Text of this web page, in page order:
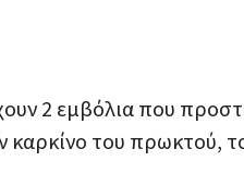
2 εμβόλια που
του πρωκτού,